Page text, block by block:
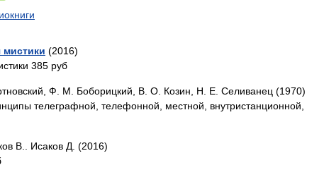
мистики (2016)
385 руб
Ф. М. Боборицкий, В. О. Козин, Н. Е. Селиванец (1970)
телеграфной, телефонной, местной, внутристанционной,
В.. Исаков Д. (2016)